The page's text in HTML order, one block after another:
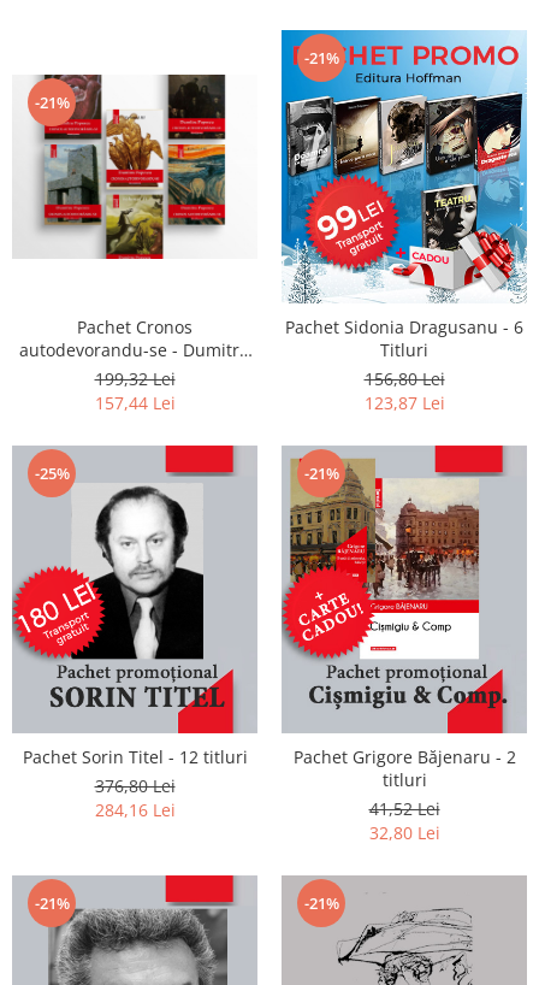
-21%
Pachet Cronos
autodevorandu-se - Dumitru
Popescu (6 volume)
199,32 Lei
157,44 Lei
-21%
Pachet Sidonia Dragusanu - 6
Titluri
156,80 Lei
123,87 Lei
-25%
Pachet Sorin Titel - 12 titluri
376,80 Lei
284,16 Lei
-21%
Pachet Grigore Băjenaru - 2
titluri
41,52 Lei
32,80 Lei
-21% -21%